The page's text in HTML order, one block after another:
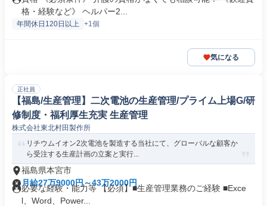
格・経験など》 ヘルパー2...
年間休日120日以上 +1個
気になる
正社員
【福島/生産管理】二次電池の生産管理/プライム上場G/研
修制度・福利厚生充実 生産管理
株式会社東北村田製作所
リチウムイオン2次電池を製造する当社にて、グローバルな顧客か
ら受注する生産計画の立案と実行...
福島県本宮市
月給27万9000円～43万2000円
必要な経験・能力等 【必須】■生産管理業務のご経験 ■Exce
l、Word、Power...